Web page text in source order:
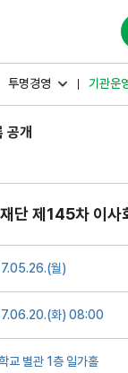
투명경영 기관운
공개
단 제145차 이사
월)
화) 08:00
교 별관 1층 일가홀